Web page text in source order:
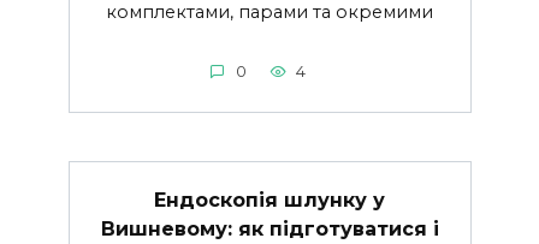
комплектами, парами та окремими
0 4
Ендоскопія шлунку у
Вишневому: як підготуватися і